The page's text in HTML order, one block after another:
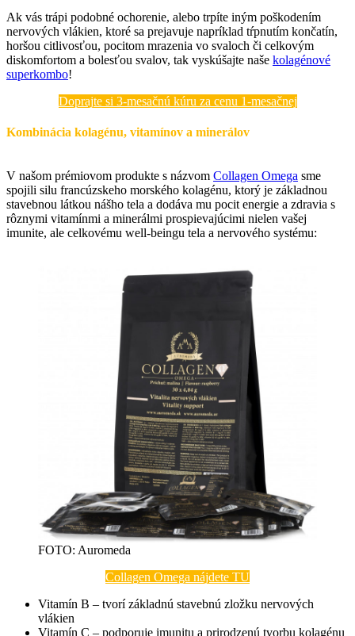
Ak vás trápi podobné ochorenie, alebo trpíte iným poškodením
nervových vlákien, ktoré sa prejavuje napríklad tŕpnutím končatín,
horšou citlivosťou, pocitom mrazenia vo svaloch či celkovým
diskomfortom a bolesťou svalov, tak vyskúšajte naše kolagénové
superkombo!
Doprajte si 3-mesačnú kúru za cenu 1-mesačnej
Kombinácia kolagénu, vitamínov a minerálov
V našom prémiovom produkte s názvom Collagen Omega sme
spojili silu francúzskeho morského kolagénu, ktorý je základnou
stavebnou látkou nášho tela a dodáva mu pocit energie a zdravia s
rôznymi vitamínmi a minerálmi prospievajúcimi nielen vašej
imunite, ale celkovému well-beingu tela a nervového systému:
FOTO: Auromeda
Collagen Omega nájdete TU
Vitamín B – tvorí základnú stavebnú zložku nervových
vlákien
Vitamín C – podporuje imunitu a prirodzenú tvorbu kolagénu